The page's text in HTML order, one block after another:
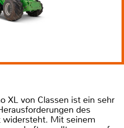
XL von Classen ist ein sehr
des
widersteht. Mit seinem